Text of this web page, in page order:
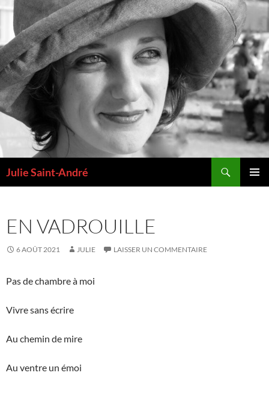
Aller
contenu
Julie Saint-André
EN VADROUILLE
6 AOÛT 2021 JULIE LAISSER UN COMMENTAIRE
Pas de chambre à moi
Vivre sans écrire
Au chemin de mire
Au ventre un émoi